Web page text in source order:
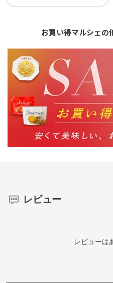
お買い得マルシェの
レビュー
レビューは